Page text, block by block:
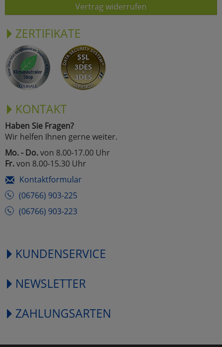
Vertrag widerrufen
ZERTIFIKATE
KONTAKT
Haben Sie Fragen?
Wir helfen Ihnen gerne weiter.
Mo. - Do.von 8.00-17.00 Uhr
Fr.von 8.00-15.30 Uhr
Kontaktformular
(06766) 903-225
(06766) 903-223
KUNDENSERVICE
NEWSLETTER
ZAHLUNGSARTEN